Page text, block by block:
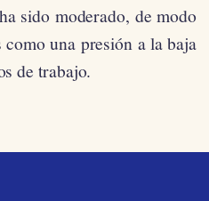
sido moderado, de modo
una presión a la baja
de trabajo.